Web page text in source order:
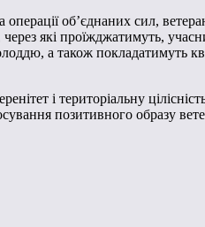
об’єднаних сил,
які проїжджатимуть,
а також покладатимуть
і територіальну
позитивного образу